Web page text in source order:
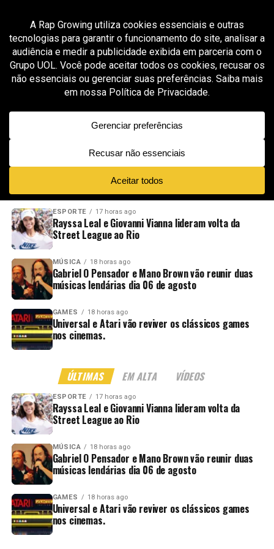
All posts tagged "Kayblack 1"
MÚSICA 3 meses ago
Kayblack inicia nova fase solo com “Será” após
prévia viral bater 1,5 milhão de views em 24
horas
NOVIDADES EM ALTA VÍDEOS
ESPORTE 17 horas ago
Rayssa Leal e Giovanni Vianna lideram volta da
Street League ao Rio
MÚSICA 18 horas ago
Gabriel O Pensador e Mano Brown vão reunir duas
músicas lendárias dia 06 de agosto
GAMES 18 horas ago
Universal e Atari vão reviver os clássicos games
nos cinemas.
ÚLTIMAS EM ALTA VÍDEOS
ESPORTE 17 horas ago
Rayssa Leal e Giovanni Vianna lideram volta da
Street League ao Rio
MÚSICA 18 horas ago
Gabriel O Pensador e Mano Brown vão reunir duas
músicas lendárias dia 06 de agosto
GAMES 18 horas ago
Universal e Atari vão reviver os clássicos games
nos cinemas.